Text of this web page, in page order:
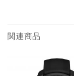
関連商品